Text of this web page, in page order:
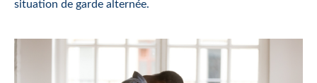
situation de garde alternée.